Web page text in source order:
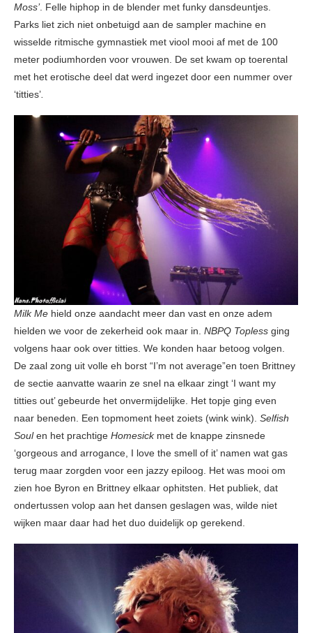
Moss’. Felle hiphop in de blender met funky dansdeuntjes.
Parks liet zich niet onbetuigd aan de sampler machine en
wisselde ritmische gymnastiek met viool mooi af met de 100
meter podiumhorden voor vrouwen. De set kwam op toerental
met het erotische deel dat werd ingezet door een nummer over
‘titties’.
Milk Me hield onze aandacht meer dan vast en onze adem
hielden we voor de zekerheid ook maar in. NBPQ Topless ging
volgens haar ook over titties. We konden haar betoog volgen.
De zaal zong uit volle eh borst “I’m not average”en toen Brittney
de sectie aanvatte waarin ze snel na elkaar zingt ‘I want my
titties out’ gebeurde het onvermijdelijke. Het topje ging even
naar beneden. Een topmoment heet zoiets (wink wink). Selfish
Soulen het prachtige Homesickmet de knappe zinsnede
‘gorgeous and arrogance, I love the smell of it’ namen wat gas
terug maar zorgden voor een jazzy epiloog. Het was mooi om
zien hoe Byron en Brittney elkaar ophitsten. Het publiek, dat
ondertussen volop aan het dansen geslagen was, wilde niet
wijken maar daar had het duo duidelijk op gerekend.